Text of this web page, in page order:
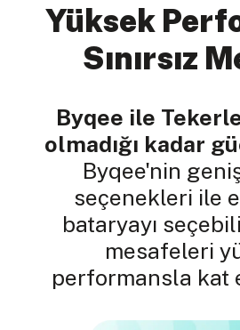
Yüksek
Sınırsız
Byqee ile
olmadığı kadar
Byqee'nin
seçenekleri ile
bataryayı
mesafeleri
performansla kat